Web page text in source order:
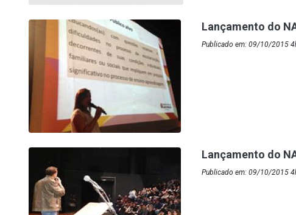
Lançamento do
Publicado em: 09/10/2015
Lançamento do
Publicado em: 09/10/2015